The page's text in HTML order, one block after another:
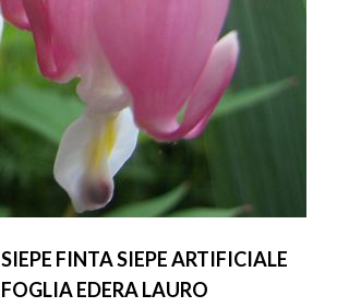
SIEPE FINTA SIEPE ARTIFICIALE
FOGLIA EDERA LAURO